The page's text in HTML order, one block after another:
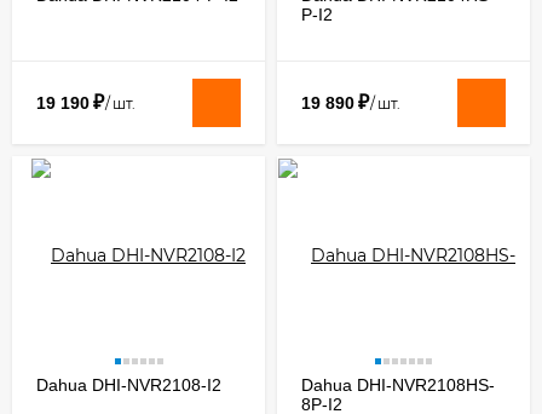
19 190₽/ шт.
P-I2
19 890₽/ шт.
Dahua DHI-NVR2108-I2
Dahua DHI-NVR2108HS-
8P-I2